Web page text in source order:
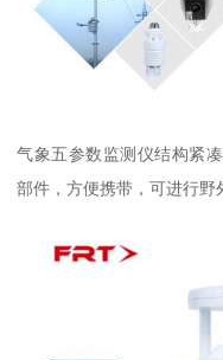
气象五参数监测仪结构紧
部件，方便携带，可进行野